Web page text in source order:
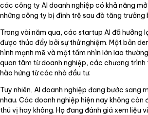
các công ty AI doanh nghiệp có khả năng
những công ty bị đình trệ sau đà tăng trưởng
Trong vài năm qua, các startup AI đã hưởng
được thúc đẩy bởi sự thử nghiệm. Một bản
hình mạnh mẽ và một tầm nhìn lớn lao
quan tâm từ doanh nghiệp, các chương
hào hứng từ các nhà đầu tư.
Tuy nhiên, AI doanh nghiệp đang bước sang
nhau. Các doanh nghiệp hiện nay không còn
thú vị hay không. Họ đang đánh giá xem liệu